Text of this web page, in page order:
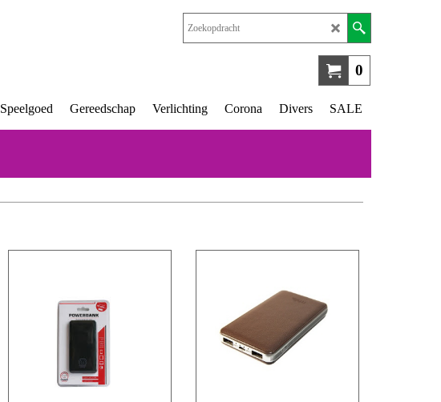
0
Speelgoed Gereedschap Verlichting Corona Divers SALE